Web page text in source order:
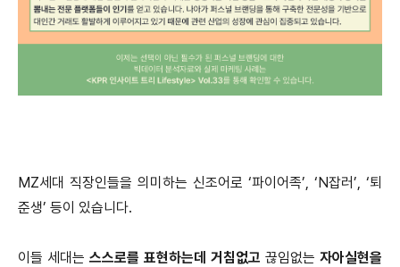
MZ세대 직장인들을 의미하는 신조어로 ‘파이어족’, ‘N잡러’, ‘퇴
준생’ 등이 있습니다.
이들 세대는 스스로를 표현하는데 거침없고 끊임없는 자아실현을